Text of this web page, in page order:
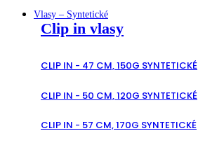
Vlasy – Syntetické
Clip in vlasy
CLIP IN - 47 CM, 150G SYNTETICKÉ
CLIP IN - 50 CM, 120G SYNTETICKÉ
CLIP IN - 57 CM, 170G SYNTETICKÉ